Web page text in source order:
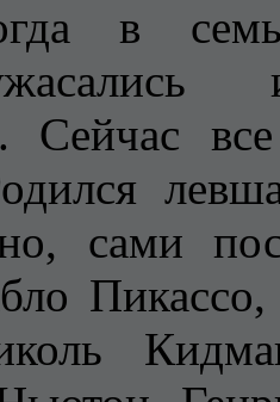
в
Сейчас
сами